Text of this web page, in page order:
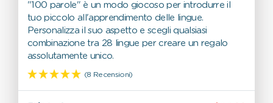
"100 parole" è un modo giocoso per introdurre il
tuo piccolo all'apprendimento delle lingue.
Personalizza il suo aspetto e scegli qualsiasi
combinazione tra 28 lingue per creare un regalo
assolutamente unico.
(8 Recensioni)